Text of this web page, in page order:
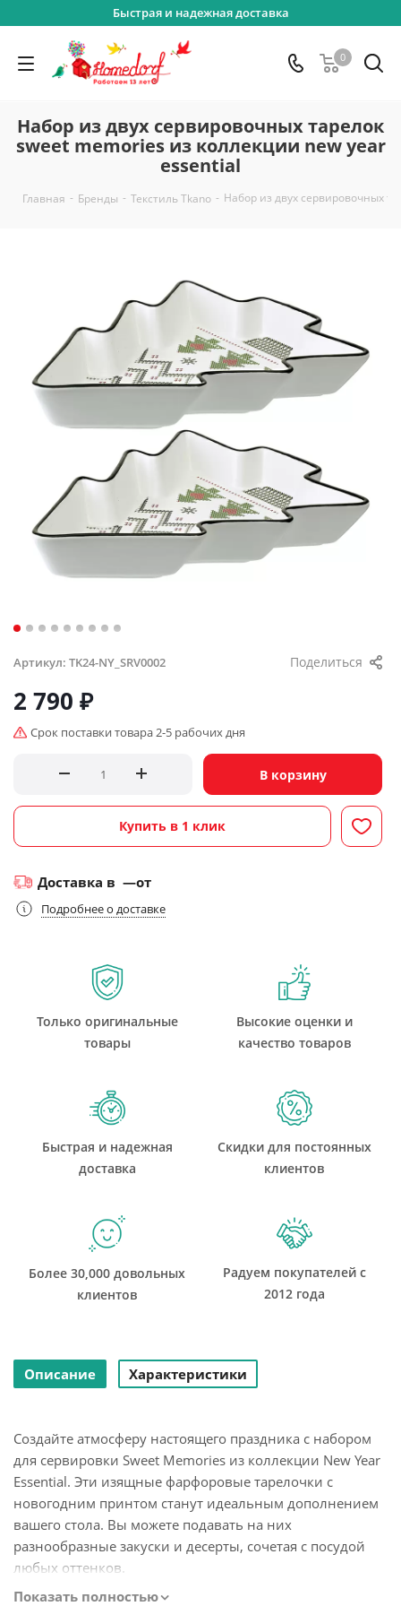
Быстрая и надежная доставка
0
Набор из двух сервировочных тарелок
sweet memories из коллекции new year
essential
Главная - Бренды - Текстиль Tkano - Набор из двух сервировочных
Артикул: TK24-NY_SRV0002 Поделиться
2 790 ₽
Срок поставки товара 2-5 рабочих дня
В корзину
Купить в 1 клик
Доставка в —от
Подробнее о доставке
Только оригинальные
товары
Высокие оценки и
качество товаров
Быстрая и надежная
доставка
Скидки для постоянных
клиентов
Более 30,000 довольных
клиентов
Радуем покупателей с
2012 года
Описание Характеристики
Создайте атмосферу настоящего праздника с набором
для сервировки Sweet Memories из коллекции New Year
Essential. Эти изящные фарфоровые тарелочки с
новогодним принтом станут идеальным дополнением
вашего стола. Вы можете подавать на них
разнообразные закуски и десерты, сочетая с посудой
любых оттенков.
Показать полностью